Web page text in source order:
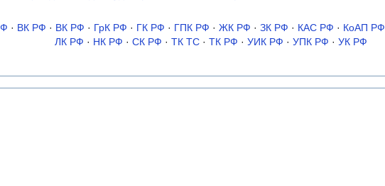
· ВК РФ · ВК РФ · ГрК РФ · ГК РФ · ГПК РФ · ЖК РФ · ЗК РФ · КАС РФ · КоАП РФ
ЛК РФ · НК РФ · СК РФ · ТК TC · ТК РФ · УИК РФ · УПК РФ · УК РФ